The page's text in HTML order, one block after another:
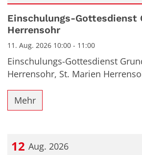
Datum: 11. August 2026
Einschulungs-Gottesdienst
Herrensohr
11. Aug. 2026 10:00 - 11:00
Einschulungs-Gottesdienst
Herrensohr, St. Marien
Mehr
12 Aug. 2026